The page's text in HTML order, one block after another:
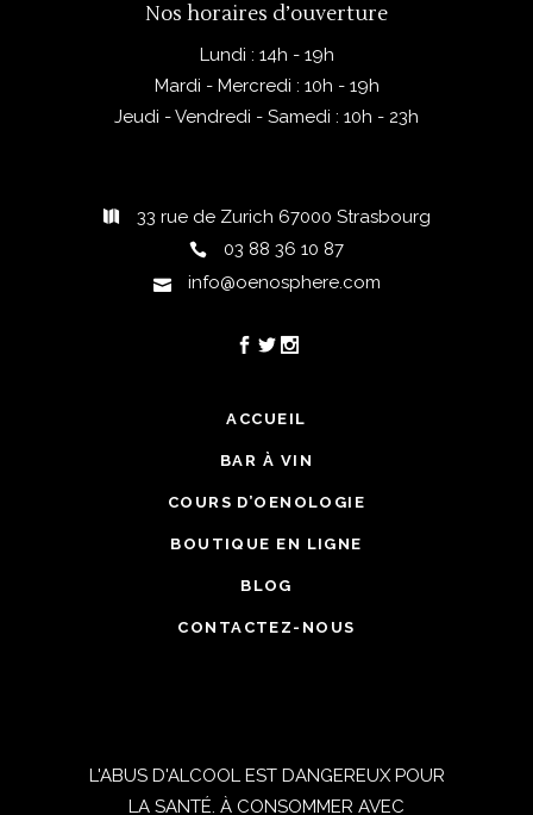
Nos horaires d’ouverture
Lundi : 14h - 19h
Mardi - Mercredi : 10h - 19h
Jeudi - Vendredi - Samedi : 10h - 23h
33 rue de Zurich 67000 Strasbourg
03 88 36 10 87
info@oenosphere.com
ACCUEIL
BAR À VIN
COURS D’OENOLOGIE
BOUTIQUE EN LIGNE
BLOG
CONTACTEZ-NOUS
L'ABUS D'ALCOOL EST DANGEREUX POUR
LA SANTÉ. À CONSOMMER AVEC